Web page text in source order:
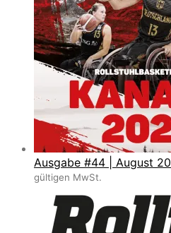
Ausgabe #44 | August
gültigen MwSt.